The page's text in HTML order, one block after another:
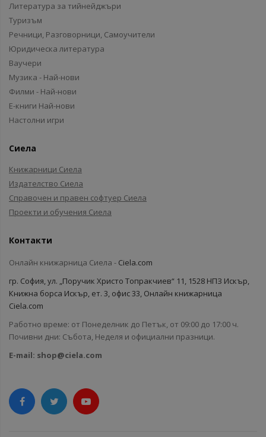
Литература за тийнейджъри
Туризъм
Речници, Разговорници, Самоучители
Юридическа литература
Ваучери
Музика - Най-нови
Филми - Най-нови
Е-книги Най-нови
Настолни игри
Сиела
Книжарници Сиела
Издателство Сиела
Справочен и правен софтуер Сиела
Проекти и обучения Сиела
Контакти
Онлайн книжарница Сиела - Ciela.com
гр. София, ул. „Поручик Христо Топракчиев“ 11, 1528 НПЗ Искър,
Книжна борса Искър, ет. 3, офис 33, Онлайн книжарница
Ciela.com
Работно време: от Понеделник до Петък, от 09:00 до 17:00 ч.
Почивни дни: Събота, Неделя и официални празници.
E-mail: shop@ciela.com